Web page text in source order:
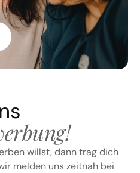
willst, dann trag dich
melden uns zeitnah bei